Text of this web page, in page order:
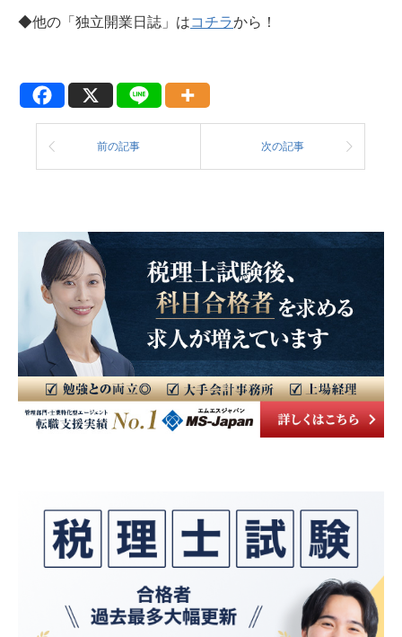
◆他の「独立開業日誌」はコチラから！
前の記事 次の記事